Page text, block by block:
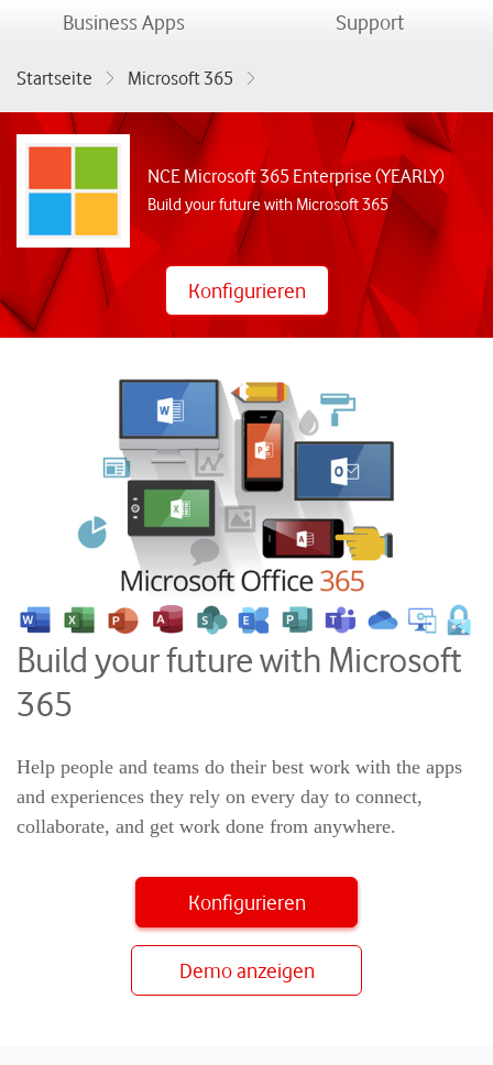
Business Appsmenu Supportmenu
Startseite
Microsoft 365
NCE Microsoft 365 Enterprise (YEARLY)
NCE Microsoft 365 Enterprise (YEARLY)
Build your future with Microsoft 365
Konfigurieren
Build your future with Microsoft
365
Help people and teams do their best work with the apps
and experiences they rely on every day to connect,
collaborate, and get work done from anywhere.
Konfigurieren
Demo anzeigen